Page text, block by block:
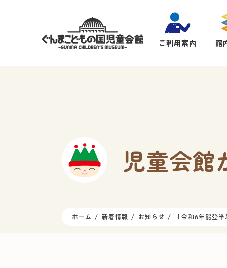
ご利用案内 館
児童会館
ホーム 新着情報 お知らせ 「令和6年能登